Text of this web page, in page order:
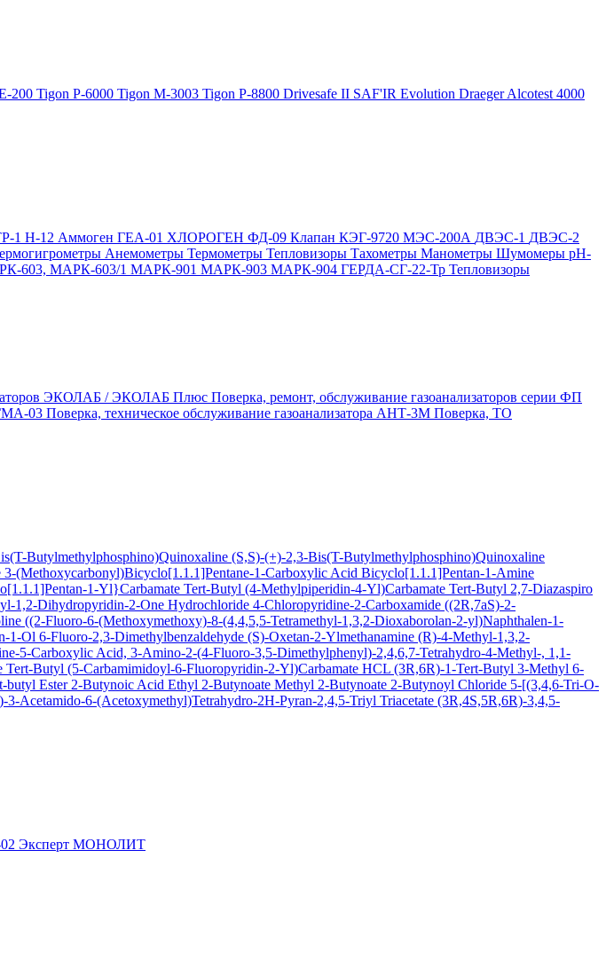
200 Tigon P-6000 Tigon M-3003 Tigon P-8800 Drivesafe II SAF'IR Evolution Draeger Alcotest 4000
1 Н-12 Аммоген ГЕА-01 ХЛОРОГЕН ФД-09 Клапан КЭГ-9720 МЭС-200А ДВЭС-1 ДВЭС-2
Анемометры Термометры Тепловизоры Тахометры Манометры Шумомеры pH-
603, МАРК-603/1 МАРК-901 МАРК-903 МАРК-904 ГЕРДА-СГ-22-Тр Тепловизоры
ЭКОЛАБ / ЭКОЛАБ Плюс Поверка, ремонт, обслуживание газоанализаторов серии ФП
03 Поверка, техническое обслуживание газоанализатора АНТ-3М Поверка, ТО
Butylmethylphosphino)Quinoxaline (S,S)-(+)-2,3-Bis(T-Butylmethylphosphino)Quinoxaline
3-(Methoxycarbonyl)Bicyclo[1.1.1]Pentane-1-Carboxylic Acid Bicyclo[1.1.1]Pentan-1-Amine
1-Yl}Carbamate Tert-Butyl (4-Methylpiperidin-4-Yl)Carbamate Tert-Butyl 2,7-Diazaspiro
1,2-Dihydropyridin-2-One Hydrochloride 4-Chloropyridine-2-Carboxamide ((2R,7aS)-2-
((2-Fluoro-6-(Methoxymethoxy)-8-(4,4,5,5-Tetramethyl-1,3,2-Dioxaborolan-2-yl)Naphthalen-1-
1-Ol 6-Fluoro-2,3-Dimethylbenzaldehyde (S)-Oxetan-2-Ylmethanamine (R)-4-Methyl-1,3,2-
5-Carboxylic Acid, 3-Amino-2-(4-Fluoro-3,5-Dimethylphenyl)-2,4,6,7-Tetrahydro-4-Methyl-, 1,1-
Tert-Butyl (5-Carbamimidoyl-6-Fluoropyridin-2-Yl)Carbamate HCL (3R,6R)-1-Tert-Butyl 3-Methyl 6-
butyl Ester 2-Butynoic Acid Ethyl 2-Butynoate Methyl 2-Butynoate 2-Butynoyl Chloride 5-[(3,4,6-Tri-O-
3-Acetamido-6-(Acetoxymethyl)Tetrahydro-2H-Pyran-2,4,5-Triyl Triacetate (3R,4S,5R,6R)-3,4,5-
Эксперт МОНОЛИТ